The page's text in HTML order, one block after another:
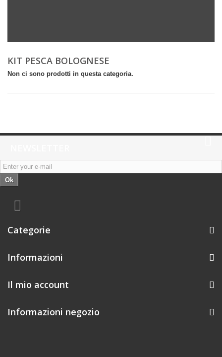
KIT PESCA BOLOGNESE
Non ci sono prodotti in questa categoria.
Ok
Categorie
Informazioni
Il mio account
Informazioni negozio